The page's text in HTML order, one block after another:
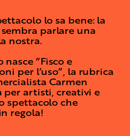
lo sa bene: la
parlare una
nostra.
“Fisco e
per l’uso”, la rubrica
Carmen
per artisti, creativi e
spettacolo che
regola!